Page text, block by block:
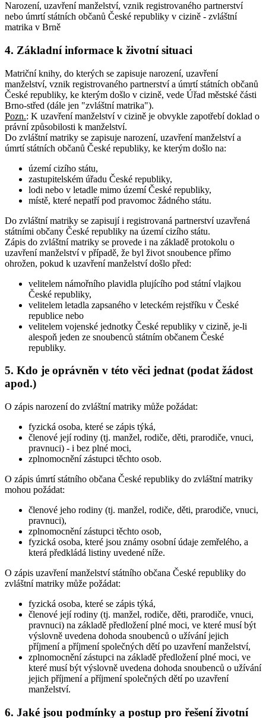
Narození, uzavření manželství, vznik registrovaného partnerství
nebo úmrtí státních občanů České republiky v cizině - zvláštní
matrika v Brně
4. Základní informace k životní situaci
Matriční knihy, do kterých se zapisuje narození, uzavření
manželství, vznik registrovaného partnerství a úmrtí státních občanů
České republiky, ke kterým došlo v cizině, vede Úřad městské části
Brno-střed (dále jen "zvláštní matrika").
Pozn.: K uzavření manželství v cizině je obvykle zapotřebí doklad o
právní způsobilosti k manželství.
Do zvláštní matriky se zapisuje narození, uzavření manželství a
úmrtí státních občanů České republiky, ke kterým došlo na:
území cizího státu,
zastupitelském úřadu České republiky,
lodi nebo v letadle mimo území České republiky,
místě, které nepatří pod pravomoc žádného státu.
Do zvláštní matriky se zapisují i registrovaná partnerství uzavřená
státními občany České republiky na území cizího státu.
Zápis do zvláštní matriky se provede i na základě protokolu o
uzavření manželství v případě, že byl život snoubence přímo
ohrožen, pokud k uzavření manželství došlo před:
velitelem námořního plavidla plujícího pod státní vlajkou
České republiky,
velitelem letadla zapsaného v leteckém rejstříku v České
republice nebo
velitelem vojenské jednotky České republiky v cizině, je-li
alespoň jeden ze snoubenců státním občanem České
republiky.
5. Kdo je oprávněn v této věci jednat (podat žádost
apod.)
O zápis narození do zvláštní matriky může požádat:
fyzická osoba, které se zápis týká,
členové její rodiny (tj. manžel, rodiče, děti, prarodiče, vnuci,
pravnuci) - i bez plné moci,
zplnomocnění zástupci těchto osob.
O zápis úmrtí státního občana České republiky do zvláštní matriky
mohou požádat:
členové jeho rodiny (tj. manžel, rodiče, děti, prarodiče, vnuci,
pravnuci),
zplnomocnění zástupci těchto osob,
fyzická osoba, které jsou známy osobní údaje zemřelého, a
která předkládá listiny uvedené níže.
O zápis uzavření manželství státního občana České republiky do
zvláštní matriky může požádat:
fyzická osoba, které se zápis týká,
členové její rodiny (tj. manžel, rodiče, děti, prarodiče, vnuci,
pravnuci) na základě předložení plné moci, ve které musí být
výslovně uvedena dohoda snoubenců o užívání jejich
příjmení a příjmení společných dětí po uzavření manželství,
zplnomocnění zástupci na základě předložení plné moci, ve
které musí být výslovně uvedena dohoda snoubenců o užívání
jejich příjmení a příjmení společných dětí po uzavření
manželství.
6. Jaké jsou podmínky a postup pro řešení životní